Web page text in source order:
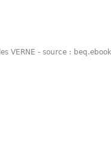
VERNE - source :